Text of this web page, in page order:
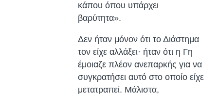
κάπου όπου υπάρχει
βαρύτητα».
Δεν ήταν μόνον ότι το Διάστημα
τον είχε αλλάξει· ήταν ότι η Γη
έμοιαζε πλέον ανεπαρκής για να
συγκρατήσει αυτό στο οποίο είχε
μετατραπεί. Μάλιστα,